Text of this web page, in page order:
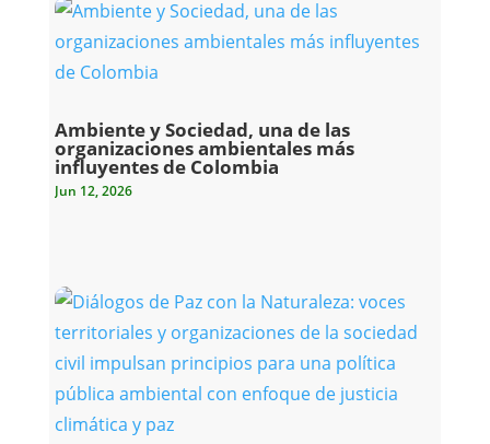
Ambiente y Sociedad, una de las
organizaciones ambientales más
influyentes de Colombia
Jun 12, 2026